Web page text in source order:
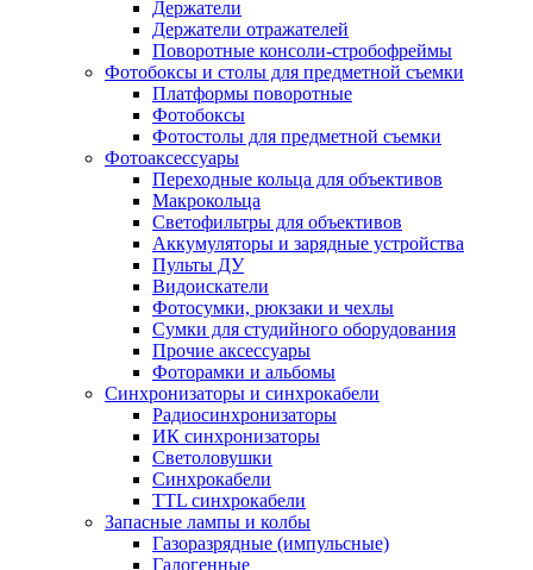
Держатели
Держатели отражателей
Поворотные консоли-стробофреймы
Фотобоксы и столы для предметной съемки
Платформы поворотные
Фотобоксы
Фотостолы для предметной съемки
Фотоаксессуары
Переходные кольца для объективов
Макрокольца
Светофильтры для объективов
Аккумуляторы и зарядные устройства
Пульты ДУ
Видоискатели
Фотосумки, рюкзаки и чехлы
Сумки для студийного оборудования
Прочие аксессуары
Фоторамки и альбомы
Синхронизаторы и синхрокабели
Радиосинхронизаторы
ИК синхронизаторы
Светоловушки
Синхрокабели
TTL синхрокабели
Запасные лампы и колбы
Газоразрядные (импульсные)
Галогенные